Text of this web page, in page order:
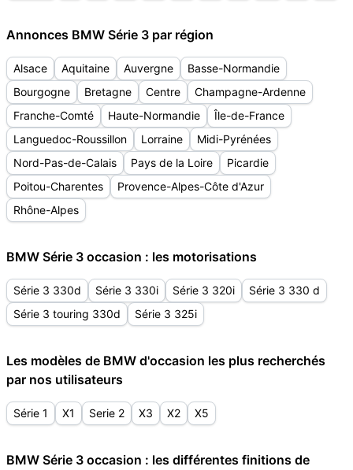
Annonces BMW Série 3 par région
Alsace Aquitaine Auvergne
Basse-Normandie
Bourgogne
Bretagne Centre
Champagne-Ardenne
Franche-Comté
Haute-Normandie
Île-de-France
Languedoc-Roussillon
Lorraine
Midi-Pyrénées
Nord-Pas-de-Calais
Pays de la Loire
Picardie
Poitou-Charentes
Provence-Alpes-Côte d'Azur
Rhône-Alpes
BMW Série 3 occasion : les motorisations
Série 3 330d Série 3 330i Série 3 320i
Série 3 330 d
Série 3 touring 330d
Série 3 325i
Les modèles de BMW d'occasion les plus recherchés
par nos utilisateurs
Série 1 X1 Serie 2 X3 X2 X5
BMW Série 3 occasion : les différentes finitions de